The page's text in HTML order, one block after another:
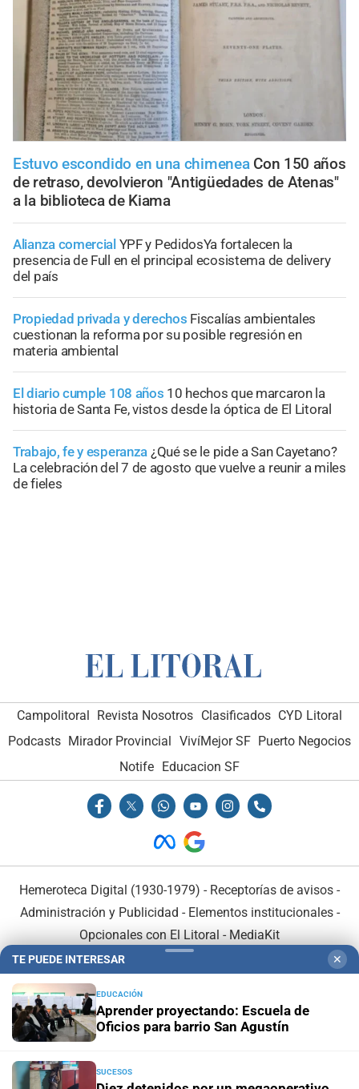
Estuvo escondido en una chimenea Con 150 años
de retraso, devolvieron "Antigüedades de Atenas"
a la biblioteca de Kiama
Alianza comercial YPF y PedidosYa fortalecen la
presencia de Full en el principal ecosistema de delivery
del país
Propiedad privada y derechos Fiscalías ambientales
cuestionan la reforma por su posible regresión en
materia ambiental
El diario cumple 108 años 10 hechos que marcaron la
historia de Santa Fe, vistos desde la óptica de El Litoral
Trabajo, fe y esperanza ¿Qué se le pide a San Cayetano?
La celebración del 7 de agosto que vuelve a reunir a miles
de fieles
Campolitoral Revista Nosotros Clasificados CYD Litoral
Podcasts Mirador Provincial VivíMejor SF Puerto Negocios
Notife
Educacion SF
Hemeroteca Digital (1930-1979) - Receptorías de avisos -
Administración y Publicidad - Elementos institucionales-
Opcionales con El Litoral - MediaKit
En Asociación con:
TE PUEDE INTERESAR ✕
EDUCACIÓN
Aprender proyectando: Escuela de
Oficios para barrio San Agustín
SUCESOS